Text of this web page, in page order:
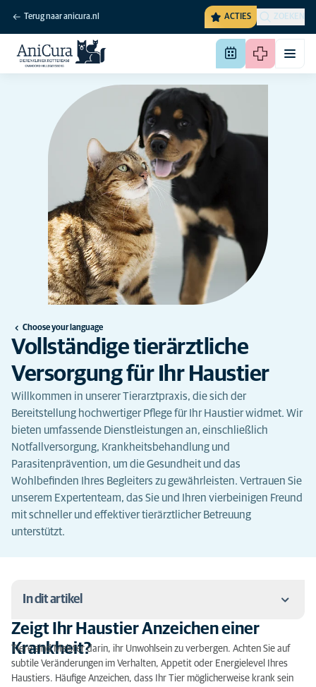
Terug naar anicura.nl ACTIES ZOEKEN
Choose your language
Vollständige tierärztliche
Versorgung für Ihr Haustier
Willkommen in unserer Tierarztpraxis, die sich der
Bereitstellung hochwertiger Pflege für Ihr Haustier widmet. Wir
bieten umfassende Dienstleistungen an, einschließlich
Notfallversorgung, Krankheitsbehandlung und
Parasitenprävention, um die Gesundheit und das
Wohlbefinden Ihres Begleiters zu gewährleisten. Vertrauen Sie
unserem Expertenteam, das Sie und Ihren vierbeinigen Freund
mit schneller und effektiver tierärztlicher Betreuung
unterstützt.
In dit artikel
Zeigt Ihr Haustier Anzeichen einer Krankheit?
Was tun im Notfall?
Zeigt Ihr Haustier Anzeichen einer
Krankheit?
Tiere sind Meister darin, ihr Unwohlsein zu verbergen. Achten Sie auf
subtile Veränderungen im Verhalten, Appetit oder Energielevel Ihres
Haustiers. Häufige Anzeichen, dass Ihr Tier möglicherweise krank sein